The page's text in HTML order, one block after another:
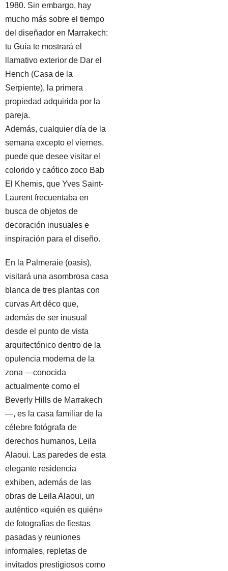
1980. Sin embargo, hay
mucho más sobre el tiempo
del diseñador en Marrakech:
tu Guía te mostrará el
llamativo exterior de Dar el
Hench (Casa de la
Serpiente), la primera
propiedad adquirida por la
pareja.
Además, cualquier día de la
semana excepto el viernes,
puede que desee visitar el
colorido y caótico zoco Bab
El Khemis, que Yves Saint-
Laurent frecuentaba en
busca de objetos de
decoración inusuales e
inspiración para el diseño.
En la Palmeraie (oasis),
visitará una asombrosa casa
blanca de tres plantas con
curvas Art déco que,
además de ser inusual
desde el punto de vista
arquitectónico dentro de la
opulencia moderna de la
zona —conocida
actualmente como el
Beverly Hills de Marrakech
—, es la casa familiar de la
célebre fotógrafa de
derechos humanos, Leila
Alaoui. Las paredes de esta
elegante residencia
exhiben, además de las
obras de Leila Alaoui, un
auténtico «quién es quién»
de fotografías de fiestas
pasadas y reuniones
informales, repletas de
invitados prestigiosos como